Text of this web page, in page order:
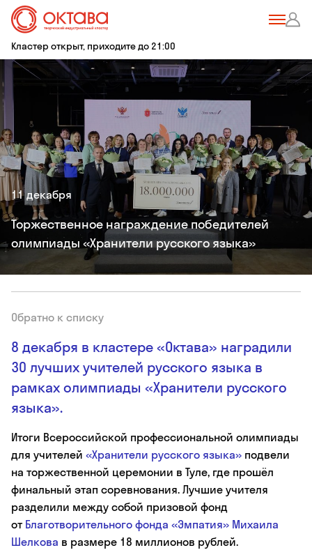
Кластер открыт, приходите до 21:00
11 декабря
Торжественное награждение победителей
олимпиады «Хранители русского языка»
8 декабря в кластере «Октава» наградили
30 лучших учителей русского языка в
рамках олимпиады «Хранители русского
языка».
Итоги Всероссийской профессиональной олимпиады
для учителей «Хранители русского языка» подвели
на торжественной церемонии в Туле, где прошёл
финальный этап соревнования. Лучшие учителя
разделили между собой призовой фонд
от Благотворительного фонда «Эмпатия» Михаила
Шелкова в размере 18 миллионов рублей.
Обратно к списку